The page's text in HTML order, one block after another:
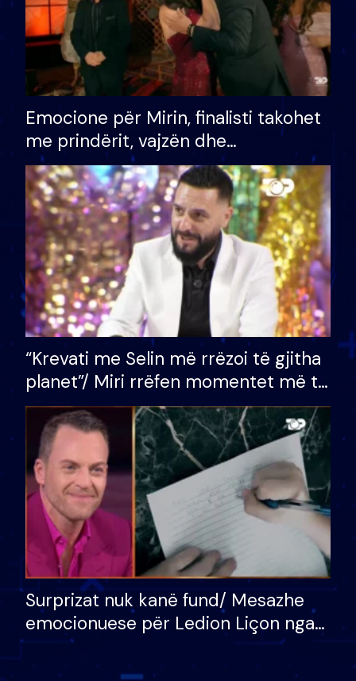
Emocione për Mirin, finalisti takohet
me prindërit, vajzën dhe
bashkëshorten: S’kemi ndonjë letër
divorci apo jo?
“Krevati me Selin më rrëzoi të gjitha
planet”/ Miri rrëfen momentet më të
bukura në shtëpinë e BB VIP: Do më
mungojë zilja e mëngjesit kur…
Surprizat nuk kanë fund/ Mesazhe
emocionuese për Ledion Liçon nga
nëna dhe fëmijët e tij, moderatori
nuk i mban dot lotët: Nuk meritoj…